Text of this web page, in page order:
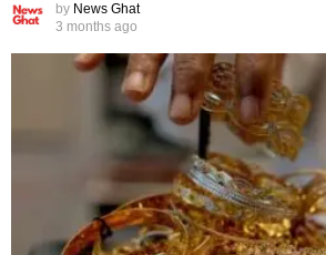
by News Ghat
3 months ago